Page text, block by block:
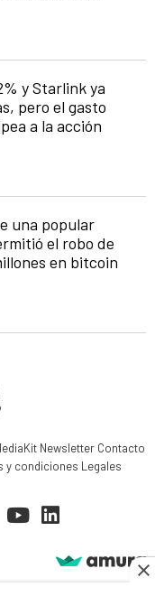
y Starlink ya
pero el gasto
a la acción
una popular
el robo de
en bitcoin
Newsletter Contacto
y condiciones Legales